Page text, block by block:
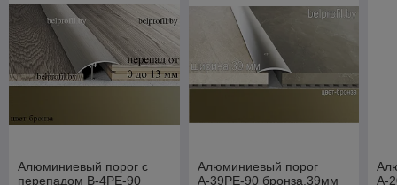
Алюминиевый порог с
перепадом B-4РE-90
Алюминиевый порог
А-39РE-90 бронза,39мм
А-